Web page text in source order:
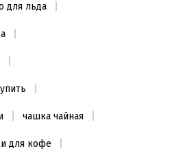
для льда
чашка чайная
для кофе